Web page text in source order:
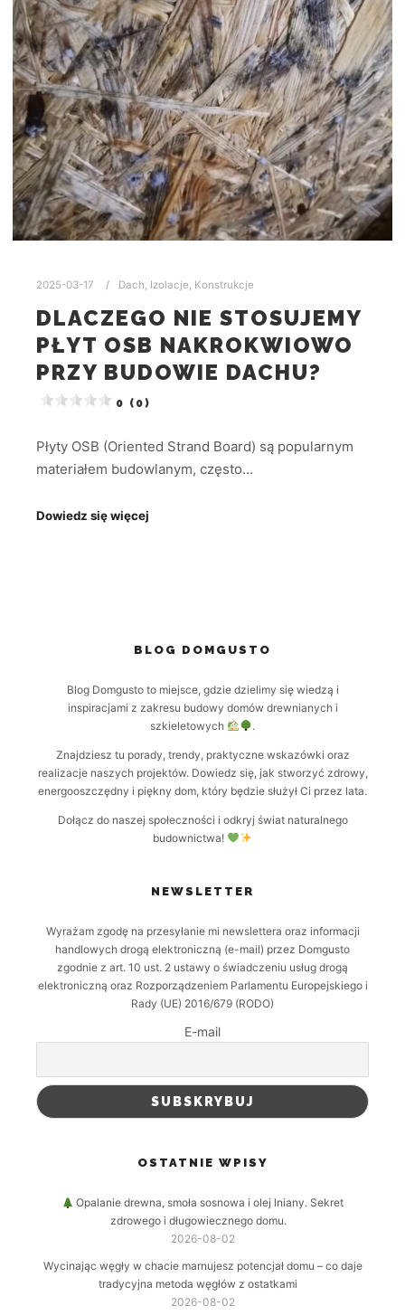
2025-03-17 Dach, Izolacje, Konstrukcje
DLACZEGO NIE STOSUJEMY
PŁYT OSB NAKROKWIOWO
PRZY BUDOWIE DACHU?
0 (0)
Płyty OSB (Oriented Strand Board) są popularnym
materiałem budowlanym, często…
Dowiedz się więcej
BLOG DOMGUSTO
Blog Domgusto to miejsce, gdzie dzielimy się wiedzą i
inspiracjami z zakresu budowy domów drewnianych i
szkieletowych
.
Znajdziesz tu porady, trendy, praktyczne wskazówki oraz
realizacje naszych projektów. Dowiedz się, jak stworzyć zdrowy,
energooszczędny i piękny dom, który będzie służył Ci przez lata.
Dołącz do naszej społeczności i odkryj świat naturalnego
budownictwa!
NEWSLETTER
Wyrażam zgodę na przesyłanie mi newslettera oraz informacji
handlowych drogą elektroniczną (e-mail) przez Domgusto
zgodnie z art. 10 ust. 2 ustawy o świadczeniu usług drogą
elektroniczną oraz Rozporządzeniem Parlamentu Europejskiego i
Rady (UE) 2016/679 (RODO)
E-mail
OSTATNIE WPISY
Opalanie drewna, smoła sosnowa i olej lniany. Sekret
zdrowego i długowiecznego domu.
2026-08-02
Wycinając węgły w chacie marnujesz potencjał domu – co daje
tradycyjna metoda węgłów z ostatkami
2026-08-02